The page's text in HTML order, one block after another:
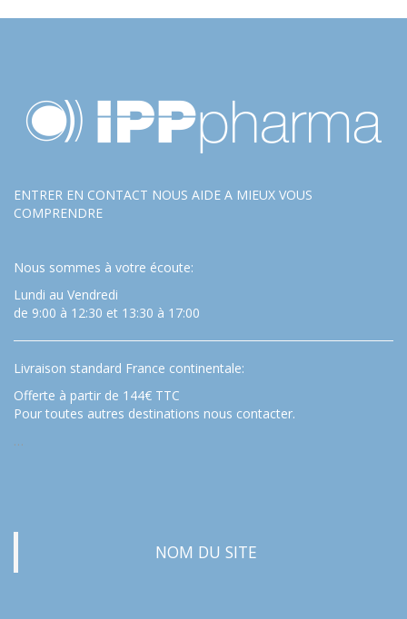
ENTRER EN CONTACT NOUS AIDE A MIEUX VOUS
COMPRENDRE
Nous sommes à votre écoute:
Lundi au Vendredi
de 9:00 à 12:30 et 13:30 à 17:00
Livraison standard France continentale:
Offerte à partir de 144€ TTC
Pour toutes autres destinations nous contacter.
…
NOM DU SITE